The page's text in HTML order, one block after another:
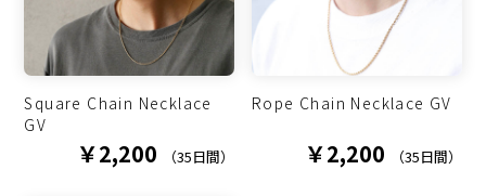
Square Chain Necklace
GV
￥2,200 （35日間）
Rope Chain Necklace GV
￥2,200 （35日間）